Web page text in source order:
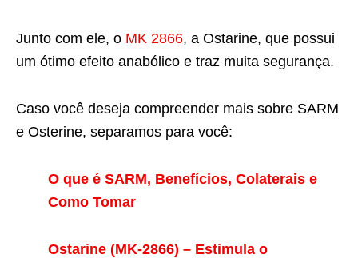
Junto com ele, o MK 2866, a Ostarine, que possui
um ótimo efeito anabólico e traz muita segurança.
Caso você deseja compreender mais sobre SARM
e Osterine, separamos para você:
O que é SARM, Benefícios, Colaterais e
Como Tomar
Ostarine (MK-2866) – Estimula o